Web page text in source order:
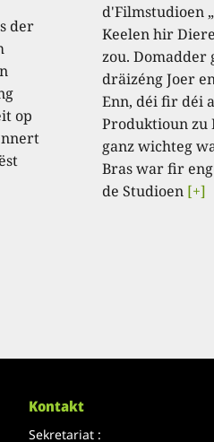
der
op
d'Filmstudioen
Keelen hir
zou. Domadder
dräizéng Joer
Enn, déi fir déi
Produktioun zu
ganz wichteg
Bras war fir
de Studioen [+]
Kontakt
Sekretariat :